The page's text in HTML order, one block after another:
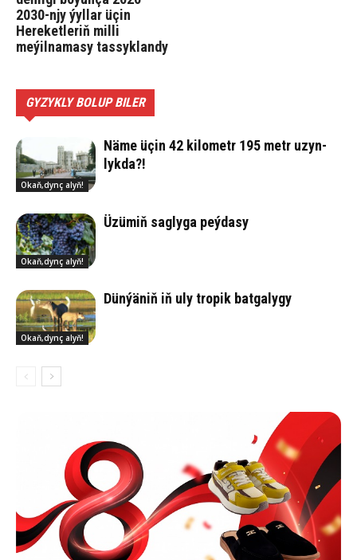
2030-njy ýyllar üçin
Hereketleriň milli
meýilnamasy tassyklandy
GYZYKLY BOLUP BILER
Okaň,dynç alyň!
Nä­me üçin 42 ki­lo­metr 195 metr uzyn­
lyk­da?!
Okaň,dynç alyň!
Üzü­miň sag­ly­ga peý­da­sy
Okaň,dynç alyň!
Dün­ýä­niň iň uly tro­pik bat­ga­ly­gy